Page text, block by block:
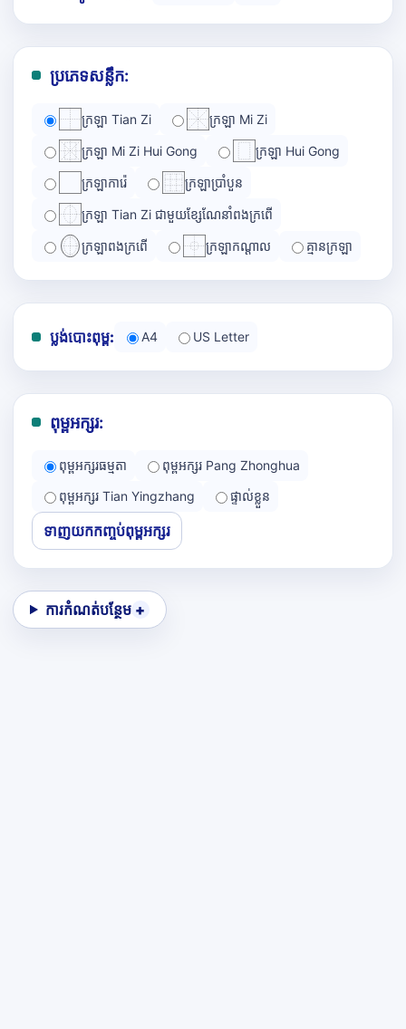
ប្រភេទសន្លឹក:
ក្រឡា Tian Zi ក្រឡា Mi Zi
ក្រឡា Mi Zi Hui Gong ក្រឡា Hui Gong
ក្រឡាការ៉េ ក្រឡាប្រាំបួន
ក្រឡា Tian Zi ជាមួយខ្សែណែនាំពងក្រពើ
ក្រឡាពងក្រពើ ក្រឡាកណ្ដាល គ្មានក្រឡា
ប្លង់បោះពុម្ព: A4 US Letter
ពុម្ពអក្សរ:
ពុម្ពអក្សរធម្មតា
ពុម្ពអក្សរ Pang Zhonghua
ពុម្ពអក្សរ Tian Yingzhang
ផ្ទាល់ខ្លួន
ទាញយកកញ្ចប់ពុម្ពអក្សរ
ការកំណត់បន្ថែម